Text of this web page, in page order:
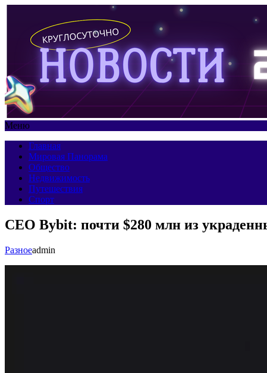
Меню
Главная
Мировая Панорама
Общество
Недвижимость
Путешествия
Спорт
CEO Bybit: почти $280 млн из
Разноеadmin